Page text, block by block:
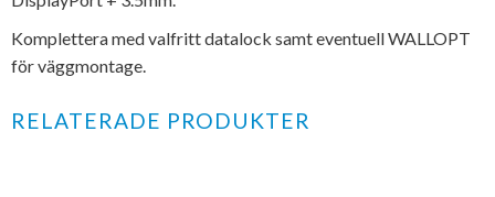
Komplettera med valfritt datalock samt eventuell WALLOPT
för väggmontage.
RELATERADE PRODUKTER